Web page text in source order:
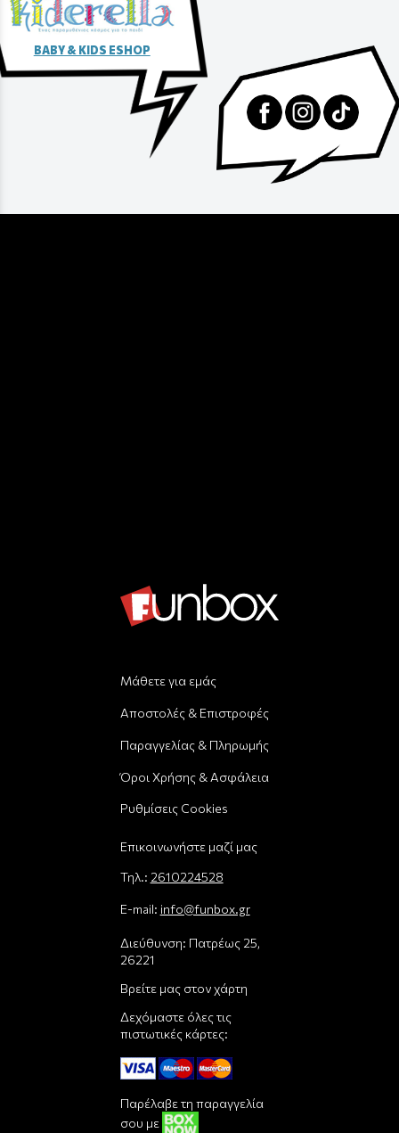
BABY & KIDS ESHOP
Μάθετε για εμάς
Αποστολές & Επιστροφές
Παραγγελίας & Πληρωμής
Όροι Χρήσης & Ασφάλεια
Ρυθμίσεις Cookies
Επικοινωνήστε μαζί μας
Τηλ.: 2610224528
E-mail: info@funbox.gr
Διεύθυνση: Πατρέως 25,
26221
Βρείτε μας στον χάρτη
Δεχόμαστε όλες τις
πιστωτικές κάρτες:
Παρέλαβε τη παραγγελία
σου με